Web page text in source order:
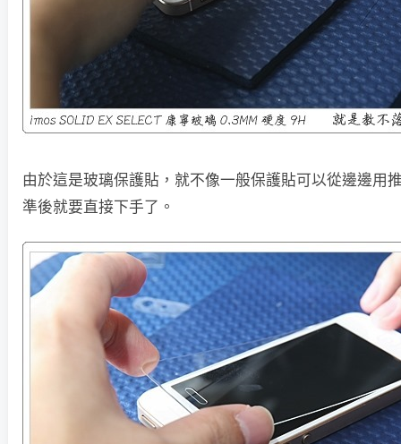
由於這是玻璃保護貼，就不像一般保護貼可以從邊邊用
準後就要直接下手了。